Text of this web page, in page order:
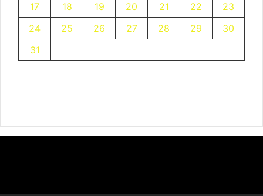
17
18 19 20 21 22
23
24
25 26 27 28 29
30
31